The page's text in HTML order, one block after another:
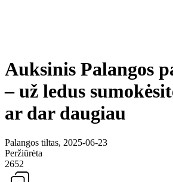
Auksinis Palangos
– už ledus
ar dar daugiau
Palangos tiltas, 2025-06-23
Peržiūrėta
2652